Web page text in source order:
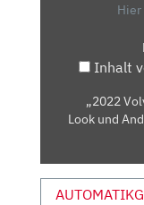
NEUER
[4K]
Hier
Inhalt
„2022
Look und